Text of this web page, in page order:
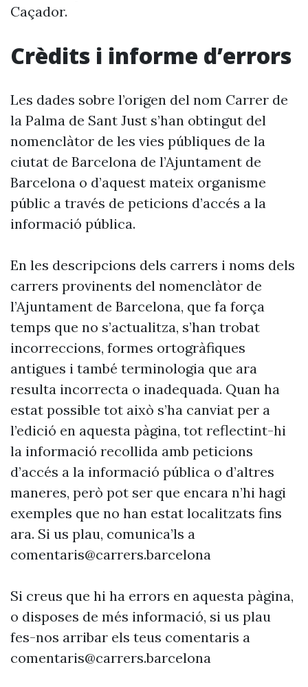
Caçador.
Crèdits i informe d’errors
Les dades sobre l’origen del nom Carrer de
la Palma de Sant Just s’han obtingut del
nomenclàtor de les vies públiques de la
ciutat de Barcelona de l’Ajuntament de
Barcelona o d’aquest mateix organisme
públic a través de peticions d’accés a la
informació pública.
En les descripcions dels carrers i noms dels
carrers provinents del nomenclàtor de
l’Ajuntament de Barcelona, que fa força
temps que no s’actualitza, s’han trobat
incorreccions, formes ortogràfiques
antigues i també terminologia que ara
resulta incorrecta o inadequada. Quan ha
estat possible tot això s’ha canviat per a
l’edició en aquesta pàgina, tot reflectint-hi
la informació recollida amb peticions
d’accés a la informació pública o d’altres
maneres, però pot ser que encara n’hi hagi
exemples que no han estat localitzats fins
ara. Si us plau, comunica’ls a
comentaris@carrers.barcelona
Si creus que hi ha errors en aquesta pàgina,
o disposes de més informació, si us plau
fes-nos arribar els teus comentaris a
comentaris@carrers.barcelona